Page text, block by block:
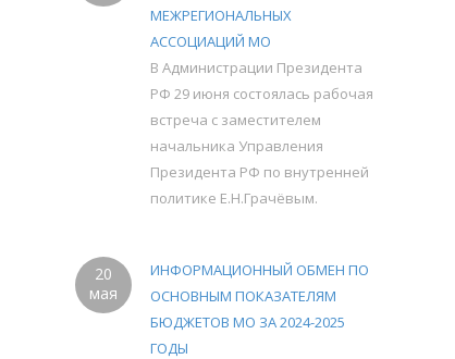
МЕЖРЕГИОНАЛЬНЫХ
АССОЦИАЦИЙ МО
В Администрации Президента
РФ 29 июня состоялась рабочая
встреча с заместителем
начальника Управления
Президента РФ по внутренней
политике Е.Н.Грачёвым.
20
мая
ИНФОРМАЦИОННЫЙ ОБМЕН ПО
ОСНОВНЫМ ПОКАЗАТЕЛЯМ
БЮДЖЕТОВ МО ЗА 2024-2025
ГОДЫ